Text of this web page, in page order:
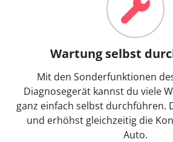
Wartung selbst
Mit den Sonderfunktionen
Diagnosegerät kannst du viele
ganz einfach selbst durchführen.
und erhöhst gleichzeitig die
Auto.